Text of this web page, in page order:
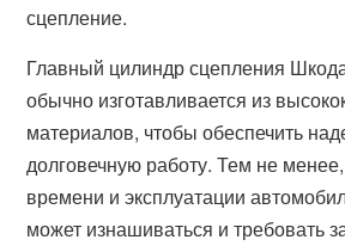
сцепление.
Главный цилиндр сцепления
обычно изготавливается из
материалов, чтобы обеспечить
долговечную работу. Тем не
времени и эксплуатации
может изнашиваться и требовать